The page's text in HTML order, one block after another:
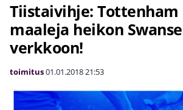
Tiistaivihje:
maaleja heikon
verkkoon!
toimitus01.01.201821:53